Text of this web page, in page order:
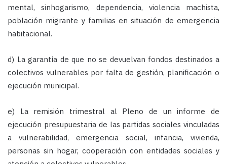
mental, sinhogarismo, dependencia, violencia machista,
población migrante y familias en situación de emergencia
habitacional.
d) La garantía de que no se devuelvan fondos destinados a
colectivos vulnerables por falta de gestión, planificación o
ejecución municipal.
e) La remisión trimestral al Pleno de un informe de
ejecución presupuestaria de las partidas sociales vinculadas
a vulnerabilidad, emergencia social, infancia, vivienda,
personas sin hogar, cooperación con entidades sociales y